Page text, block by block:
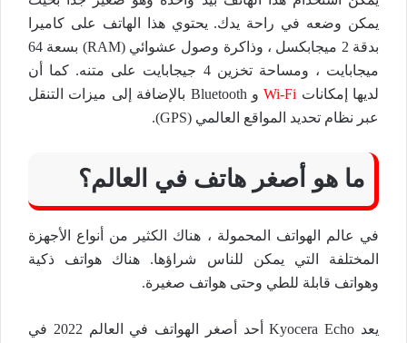
يمكن وضعه في راحة يدك. يحتوي هذا الهاتف على كاميرا
بدقة 2 ميجابكسل ، وذاكرة وصول عشوائي (RAM) بسعة 64
ميجابايت ، ومساحة تخزين 4 جيجابايت على متنه. كما أن
لديها إمكانات Wi-Fi
و Bluetooth بالإضافة إلى ميزات التنقل
عبر نظام تحديد المواقع العالمي (GPS).
ما هو أصغر هاتف في العالم؟
في عالم الهواتف المحمولة ، هناك الكثير من أنواع الأجهزة
المختلفة التي يمكن للناس شراؤها. هناك هواتف ذكية
وهواتف قابلة للطي وحتى هواتف صغيرة.
يعد Kyocera Echo أحد أصغر الهواتف في العالم 2022 في